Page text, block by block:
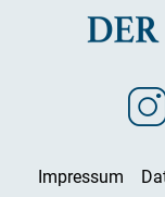
Impressum